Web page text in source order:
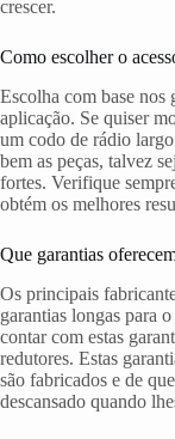
crescer.
Como escolher o
Escolha com base nos
aplicação. Se quiser
um codo de rádio
bem as peças, talvez
fortes. Verifique
obtém os melhores
Que garantias
Os principais
garantias longas para
contar com estas
redutores. Estas
são fabricados e de
descansado quando